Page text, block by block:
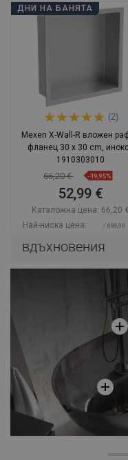
ДНИ НА БАНЯТА
(2)
Mexen X-Wall-R вложен
фланец 30 x 30 cm,
1910303010
66,20 € -19,95%
52,99 €
Каталожна цена: 66,20 €
Най-ниска цена:
/ 696,99
Наличност:В наличност
Добави в
Любима
вдъхновения